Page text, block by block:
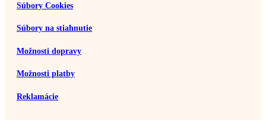
Súbory Cookies
Súbory na stiahnutie
Možnosti dopravy
Možnosti platby
Reklamácie